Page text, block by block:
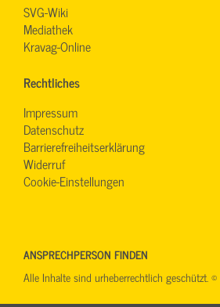
SVG-Wiki
Mediathek
Kravag-Online
Rechtliches
Impressum
Datenschutz
Barrierefreiheitserklärung
Widerruf
Cookie-Einstellungen
ANSPRECHPERSON FINDEN
Alle Inhalte sind urheberrechtlich geschützt.